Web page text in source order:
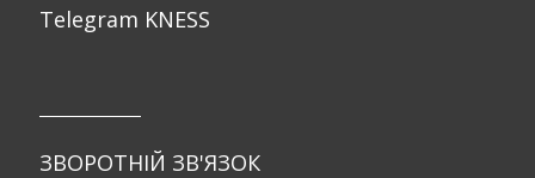
Telegram KNESS
ЗВОРОТНІЙ ЗВ'ЯЗОК